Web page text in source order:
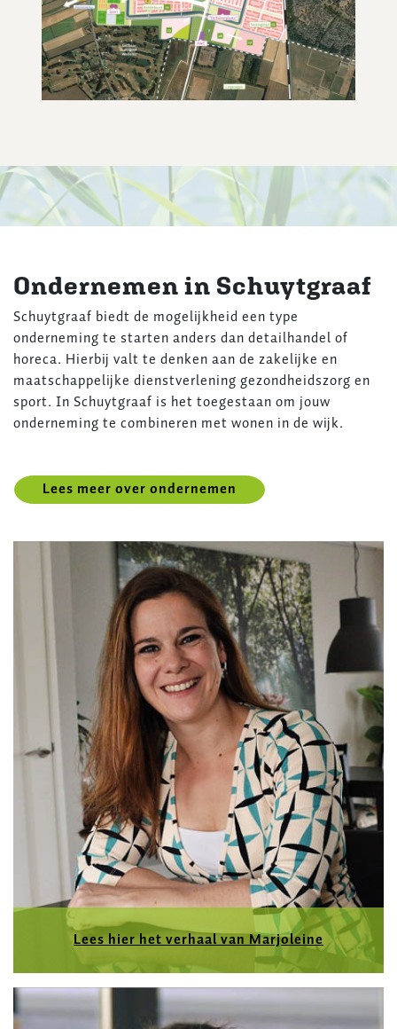
Ondernemen in Schuytgraaf
Schuytgraaf biedt de mogelijkheid een type
onderneming te starten anders dan detailhandel of
horeca. Hierbij valt te denken aan de zakelijke en
maatschappelijke dienstverlening gezondheidszorg en
sport. In Schuytgraaf is het toegestaan om jouw
onderneming te combineren met wonen in de wijk.
Lees meer over ondernemen
Lees hier het verhaal van Marjoleine